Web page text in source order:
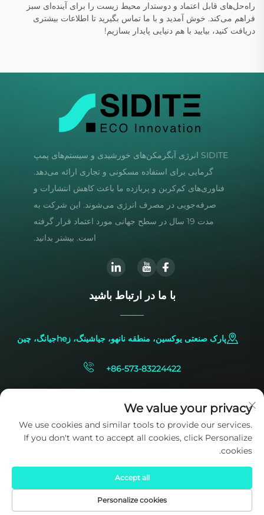
راه‌حل‌های قابل اعتماد و دوستدار محیط زیست را برای آینده‌ای سبز
فراهم می‌کند. خوش آمدید و با ما تماس بگیرید تا اطلاعات بیشتری
دریافت کنید، بیایید با هم دنیایی پایدار بسازیم!
SIDITE انرژی آبگرمکن‌های خورشیدی و سیستم‌های پمپ
گرمایی برای استفاده مسکونی و تجاری ارائه می‌دهد.
فناوری‌های کم‌کربن و پربازده ما باعث کاهش انتشارات و
صرفه‌جویی در مصرف انرژی می‌شوند. این شرکت به
مدت 19 سال در سطح جهانی مورد اعتماد قرار گرفته
است. بیشتر بدانید.
با ما در ارتباط باشید
پارک صنعتی یوکسین، منطقه نانهو، جیاشینگ، زheجیانگ، چین
+86-573-83224422
سیاست حفظ حریم خصوصی
We value your privacy
We use cookies and similar tools to provide our services.
If you don't want to accept all cookies, click Personalize
cookies.
Personalize cookies
Accept all